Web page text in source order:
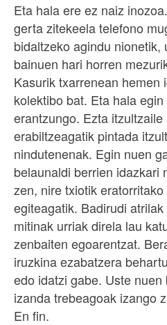
Eta hala ere ez naiz
gerta zitekeela telefono
bidaltzeko agindu nionetik,
bainuen hari horren
Kasurik txarrenean hemen
kolektibo bat. Eta hala
erantzungo. Ezta
erabiltzeagatik pintada
nindutenenak. Egin nuen
belaunaldi berrien idazkari
zen, nire txiotik
egiteagatik. Badirudi
mitinak urriak direla lau
zenbaiten egoarentzat.
iruzkina ezabatzera
edo idatzi gabe. Uste
izanda trebeagoak izango
En fin.